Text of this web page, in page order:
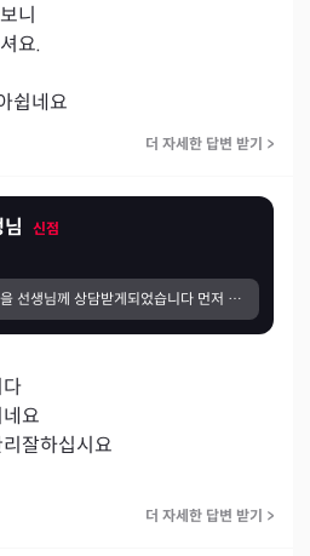
니
요.
더 자세한 답변 받기 >
신점
저의 힘든고민들을 선생님께 상담받게되었습니다 먼저 선생님께서 제마음을 다읽으신거처럼 편안하고 따뜻하게 말씀해주셔서 좋았고 신기하고 시간이 뜻깊건 느껴졌던것같습니다 혼자고민했던 제일들을 선생님께서 방향을 제시해주시니까 마음이 편안해지고 해결책을찾은것같아서 너무좋았습니다
요
잘하십시요
더 자세한 답변 받기 >